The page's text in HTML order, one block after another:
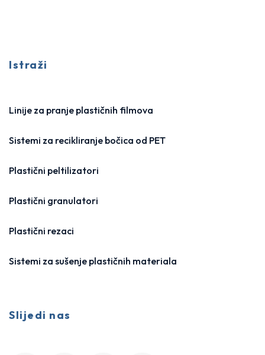
Istraži
Linije za pranje plastičnih filmova
Sistemi za recikliranje bočica od PET
Plastični peltilizatori
Plastični granulatori
Plastični rezaci
Sistemi za sušenje plastičnih materiala
Slijedi nas